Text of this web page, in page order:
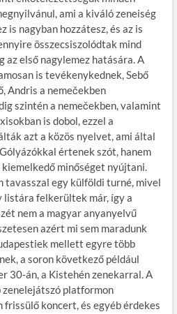
ami a kiváló zeneiség
is nagyban hozzátesz, és az is
összecsiszolódtak mind
az első nagylemez hatására. A
is tevékenykednek, Sebő
Andris a nemečekben
szintén a nemečekben, valamint
is dobol, ezzel a
azt a közös nyelvet, ami által
értenek szót, hanem
minőséget nyújtani.
tavasszal egy külföldi turné, mivel
listára felkerültek már, így a
nem a magyar anyanyelvű
azért mi sem maradunk
mellett egyre több
a soron következő például
30-án, a Kistehén zenekarral. A
zenelejátszó platformon
koncert, és egyéb érdekes